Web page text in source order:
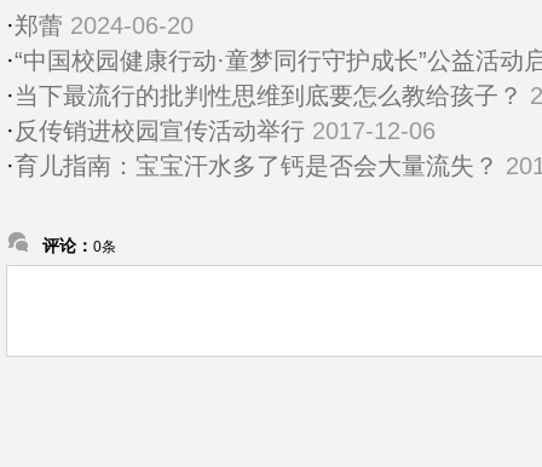
·郑蕾 2024-06-20
·“中国校园健康行动·童梦同行守护成长”公益活动
·当下最流行的批判性思维到底要怎么教给孩子？
· 反传销进校园宣传活动举行 2017-12-06
·育儿指南：宝宝汗水多了钙是否会大量流失？
评论： 0条